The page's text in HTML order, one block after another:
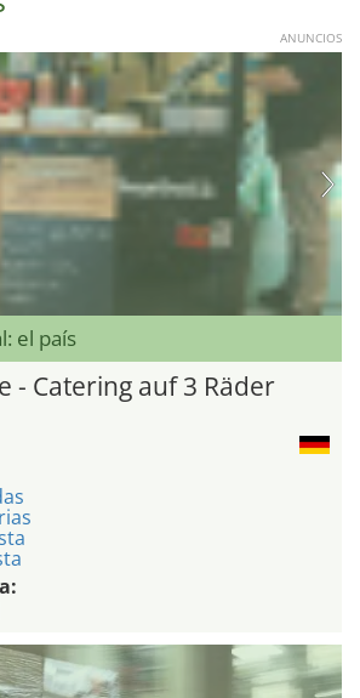
ANUNCIOS
el país
- Catering auf 3 Räder